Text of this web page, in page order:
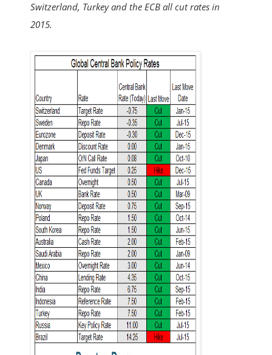
Switzerland, Turkey and the ECB all cut rates in
2015.